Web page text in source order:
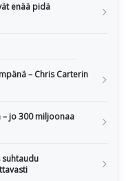
enää pidä
– Chris Carterin
jo 300 miljoonaa
suhtaudu